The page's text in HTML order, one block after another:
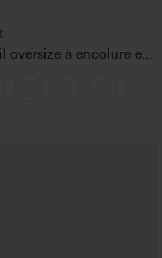
oversize à encolure en
en tissu